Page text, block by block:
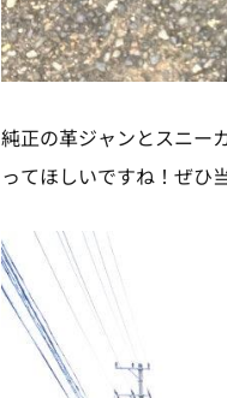
純正の革ジャンとスニー
ってほしいですね！ぜひ